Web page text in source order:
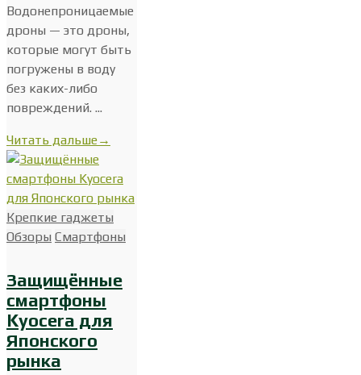
Водонепроницаемые
дроны — это дроны,
которые могут быть
погружены в воду
без каких-либо
повреждений. ...
Читать дальше→
Крепкие гаджеты
Обзоры Смартфоны
Защищённые
смартфоны
Kyocera для
Японского
рынка